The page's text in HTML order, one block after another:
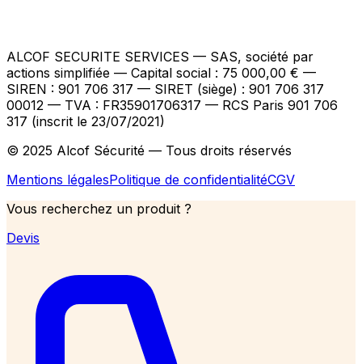
ALCOF SECURITE SERVICES — SAS, société par
actions simplifiée — Capital social : 75 000,00 € —
SIREN : 901 706 317 — SIRET (siège) : 901 706 317
00012 — TVA : FR35901706317 — RCS Paris 901 706
317 (inscrit le 23/07/2021)
© 2025 Alcof Sécurité — Tous droits réservés
Mentions légalesPolitique de confidentialitéCGV
Vous recherchez un produit ?
Devis